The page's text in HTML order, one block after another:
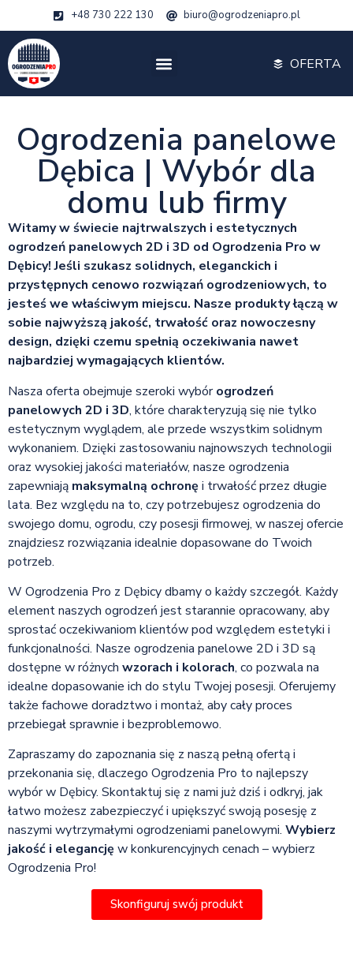
+48 730 222 130 biuro@ogrodzeniapro.pl
OFERTA
Ogrodzenia panelowe
Dębica | Wybór dla
domu lub firmy
Witamy w świecie najtrwalszych i estetycznych
ogrodzeń panelowych 2D i 3D od Ogrodzenia Pro w
Dębicy! Jeśli szukasz solidnych, eleganckich i
przystępnych cenowo rozwiązań ogrodzeniowych, to
jesteś we właściwym miejscu. Nasze produkty łączą w
sobie najwyższą jakość, trwałość oraz nowoczesny
design, dzięki czemu spełnią oczekiwania nawet
najbardziej wymagających klientów.
Nasza oferta obejmuje szeroki wybórogrodzeń
panelowych 2D i 3D, które charakteryzują się nie tylko
estetycznym wyglądem, ale przede wszystkim solidnym
wykonaniem. Dzięki zastosowaniu najnowszych technologii
oraz wysokiej jakości materiałów, nasze ogrodzenia
zapewniają maksymalną ochronę i trwałość przez długie
lata. Bez względu na to, czy potrzebujesz ogrodzenia do
swojego domu, ogrodu, czy posesji firmowej, w naszej ofercie
znajdziesz rozwiązania idealnie dopasowane do Twoich
potrzeb.
W Ogrodzenia Pro z Dębicy dbamy o każdy szczegół. Każdy
element naszych ogrodzeń jest starannie opracowany, aby
sprostać oczekiwaniom klientów pod względem estetyki i
funkcjonalności. Nasze ogrodzenia panelowe 2D i 3D są
dostępne w różnych wzorach i kolorach, co pozwala na
idealne dopasowanie ich do stylu Twojej posesji. Oferujemy
także fachowe doradztwo i montaż, aby cały proces
przebiegał sprawnie i bezproblemowo.
Zapraszamy do zapoznania się z naszą pełną ofertą i
przekonania się, dlaczego Ogrodzenia Pro to najlepszy
wybór w Dębicy. Skontaktuj się z nami już dziś i odkryj, jak
łatwo możesz zabezpieczyć i upiększyć swoją posesję z
naszymi wytrzymałymi ogrodzeniami panelowymi. Wybierz
jakość i elegancję w konkurencyjnych cenach – wybierz
Ogrodzenia Pro!
Skonfiguruj swój produkt